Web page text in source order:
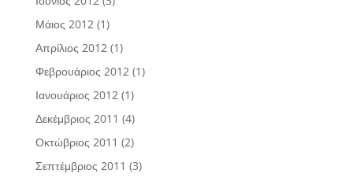
Μάιος 2012(1)
Απρίλιος 2012(1)
Φεβρουάριος 2012(1)
Ιανουάριος 2012(1)
Δεκέμβριος 2011 (4)
Οκτώβριος 2011 (2)
Σεπτέμβριος 2011 (3)